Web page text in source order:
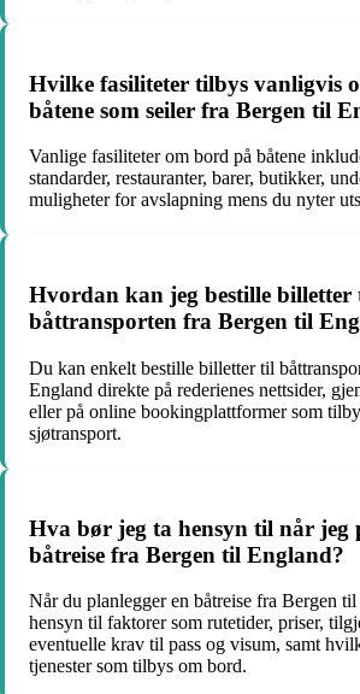
Hvilke fasiliteter tilbys vanligvis
båtene som seiler fra Bergen til
Vanlige fasiliteter om bord på båtene
standarder, restauranter, barer, butikker,
muligheter for avslapning mens du nyter
Hvordan kan jeg bestille billetter
båttransporten fra Bergen til
Du kan enkelt bestille billetter til
England direkte på rederienes nettsider,
eller på online bookingplattformer som
sjøtransport.
Hva bør jeg ta hensyn til når jeg
båtreise fra Bergen til England?
Når du planlegger en båtreise fra Bergen
hensyn til faktorer som rutetider, priser,
eventuelle krav til pass og visum, samt
tjenester som tilbys om bord.